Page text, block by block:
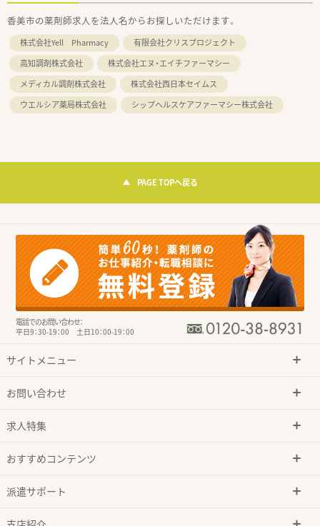
香美市の薬剤師求人を法人名からお探しいただけます。
株式会社Yell Pharmacy
有限会社クリスプロジェクト
高知調剤株式会社
株式会社エヌ・エイチファーマシー
メディカル調剤株式会社
株式会社西日本セイムス
ウエルシア薬局株式会社
シップヘルスケアファーマシー株式会社
PAGE TOPへ戻る
電話でのお問い合わせ：
平日9：30-19：00 土日10：00-19：00
サイトメニュー
お問い合わせ
求人特集
おすすめコンテンツ
派遣サポート